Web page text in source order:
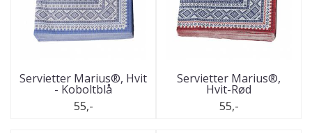
Servietter Marius®, Hvit
- Koboltblå
55,-
Servietter Marius®,
Hvit-Rød
55,-